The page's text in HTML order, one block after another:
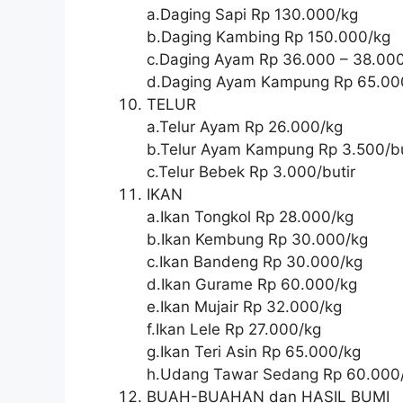
a.Daging Sapi Rp 130.000/kg
b.Daging Kambing Rp 150.000/kg
c.Daging Ayam Rp 36.000 –
d.Daging Ayam Kampung Rp
TELUR
a.Telur Ayam Rp 26.000/kg
b.Telur Ayam Kampung Rp 3.500/
c.Telur Bebek Rp 3.000/butir
IKAN
a.Ikan Tongkol Rp 28.000/kg
b.Ikan Kembung Rp 30.000/kg
c.Ikan Bandeng Rp 30.000/kg
d.Ikan Gurame Rp 60.000/kg
e.Ikan Mujair Rp 32.000/kg
f.Ikan Lele Rp 27.000/kg
g.Ikan Teri Asin Rp 65.000/kg
h.Udang Tawar Sedang Rp
BUAH-BUAHAN dan HASIL BUMI